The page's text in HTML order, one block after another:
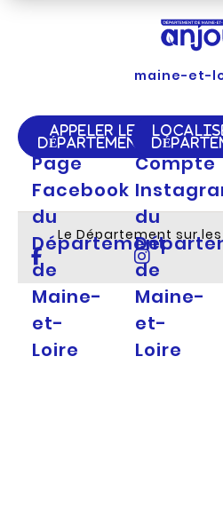
maine-et-
APPELER LE
DÉPARTEMENT
Le Département sur
Page
Facebook
du
Département
de
Maine-
et-
Loire
Compte
du
de
Maine-
et-
Loire